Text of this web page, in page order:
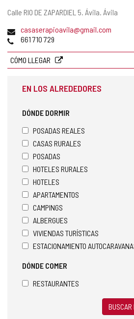
Dirección
Calle RIO DE ZAPARDIEL 5. Ávila. Ávila
Dirección
de
electrónico
casaserapioavila@gmail.com
Teléfonos
661 710 729
CÓMO LLEGAR
EN LOS ALREDEDORES
DÓNDE DORMIR
POSADAS REALES
CASAS RURALES
POSADAS
HOTELES RURALES
HOTELES
APARTAMENTOS
CAMPINGS
ALBERGUES
VIVIENDAS TURÍSTICAS
ESTACIONAMIENTO
DÓNDE COMER
RESTAURANTES
BUSCAR